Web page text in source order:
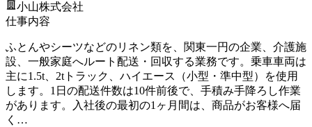
小山株式会社
仕事内容
ふとんやシーツなどのリネン類を、関東一円の企業、介護施
設、一般家庭へルート配送・回収する業務です。乗車車両は
主に1.5t、2tトラック、ハイエース（小型・準中型）を使用
します。1日の配送件数は10件前後で、手積み手降ろし作業
があります。入社後の最初の1ヶ月間は、商品がお客様へ届
く…